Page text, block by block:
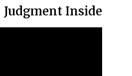
Judgment Inside